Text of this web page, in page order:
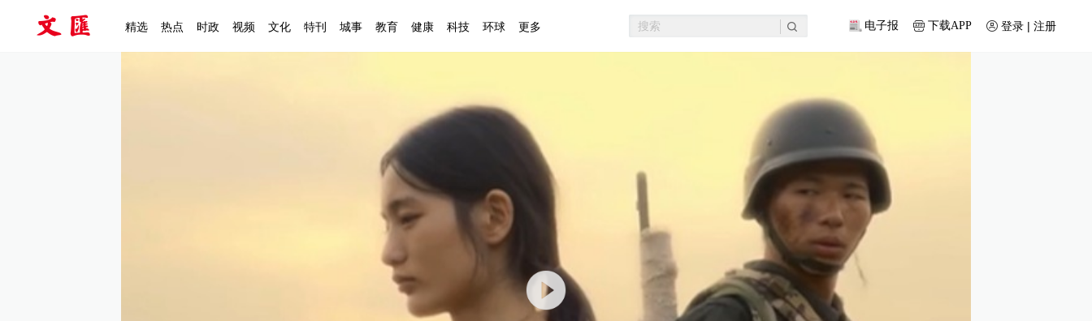
精选 热点 时政 视频 文化 特刊 城事 教育 健康 科技 环球 更多 电子报 下载APP 登录 | 注册